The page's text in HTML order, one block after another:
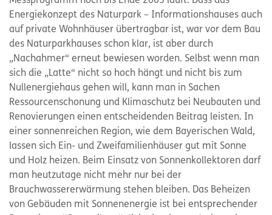
Energiekonzept des Naturpark – Informationshauses auch
auf private Wohnhäuser übertragbar ist, war vor dem Bau
des Naturparkhauses schon klar, ist aber durch
„Nachahmer“ erneut bewiesen worden. Selbst wenn man
sich die „Latte“ nicht so hoch hängt und nicht bis zum
Nullenergiehaus gehen will, kann man in Sachen
Ressourcenschonung und Klimaschutz bei Neubauten und
Renovierungen einen entscheidenden Beitrag leisten. In
einer sonnenreichen Region, wie dem Bayerischen Wald,
lassen sich Ein- und Zweifamilienhäuser gut mit Sonne
und Holz heizen. Beim Einsatz von Sonnenkollektoren darf
man heutzutage nicht mehr nur bei der
Brauchwassererwärmung stehen bleiben. Das Beheizen
von Gebäuden mit Sonnenenergie ist bei entsprechender